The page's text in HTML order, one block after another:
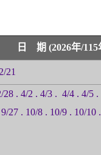
日 期 (2026年/115
21
28 . 4/2 . 4/3 . 4/4 . 4/5
27 . 10/8 . 10/9 . 10/10